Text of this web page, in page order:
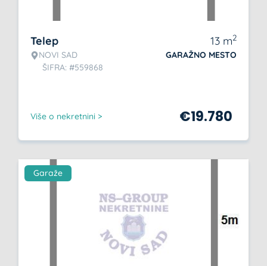
Telep
NOVI SAD
ŠIFRA: #559868
13 m2
GARAŽNO MESTO
Više o nekretnini > €19.780
Garaže